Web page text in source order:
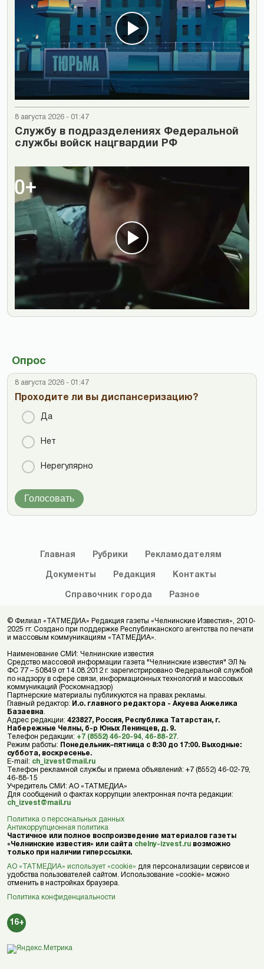
8 августа 2026 - 01:47
Cлужбу в подразделениях Федеральной
службы войск нацгвардии РФ
Опрос
8 августа 2026 - 01:47
Проходите ли вы диспансеризацию?
Да
Нет
Нерегулярно
Голосовать
Главная Рубрики Рекламодателям
Документы Редакция Контакты
Справочник города Разное
© Филиал «ТАТМЕДИА» Редакция газеты «Челнинские Известия», 2010-
2025 гг. Создано при поддержке Республиканского агентства по печати
и массовым коммуникациям «ТАТМЕДИА».
Наименование СМИ: Челнинские известия
Средство массовой информации газета "Челнинские известия" ЭЛ №
ФС 77 – 50849 от 14.08.2012 г. зарегистрировано Федеральной службой
по надзору в сфере связи, информационных технологий и массовых
коммуникаций (Роскомнадзор)
Партнерские материалы публикуются на правах рекламы.
Главный редактор: И.о. главного редактора - Акуева Анжелика
Базаевна
Адрес редакции: 423827, Россия, Республика Татарстан, г.
Набережные Челны, б-р Юных Ленинцев, д. 9.
Телефон редакции: +7 (8552) 46-20-94 46-88-27
Режим работы: Понедельник–пятница с 8:30 до 17:00. Выходные:
суббота, воскресенье.
E-mail: ch_izvest@mail.ru
Телефон рекламной службы и приема объявлений: +7 (8552) 46-02-79,
46-88-15
Учредитель СМИ: АО «ТАТМЕДИА»
Для сообщений о фактах коррупции электронная почта редакции:
ch_izvest@mail.ru
Политика о персональных данных
Антикоррупционная политика
Частичное или полное воспроизведение материалов газеты
«Челнинские известия» или сайта chelny-izvest.ru возможно
только при наличии гиперссылки.
АО «ТАТМЕДИА» использует «cookie» для персонализации сервисов и
удобства пользователей сайтом. Использование «cookie» можно
отменить в настройках браузера.
Политика конфиденциальности
16+